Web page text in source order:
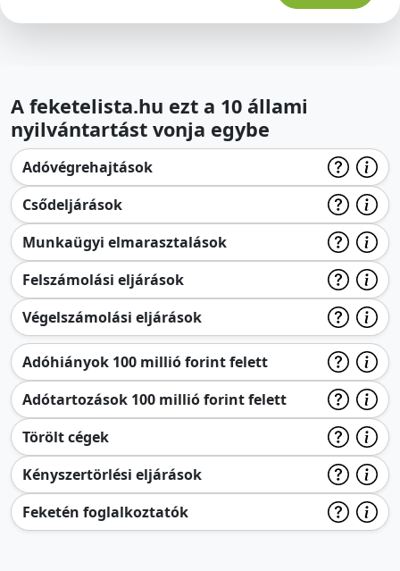
A feketelista.hu ezt a 10 állami
nyilvántartást vonja egybe
Adóvégrehajtások
Csődeljárások
Munkaügyi elmarasztalások
Felszámolási eljárások
Végelszámolási eljárások
Adóhiányok 100 millió forint felett
Adótartozások 100 millió forint felett
Törölt cégek
Kényszertörlési eljárások
Feketén foglalkoztatók